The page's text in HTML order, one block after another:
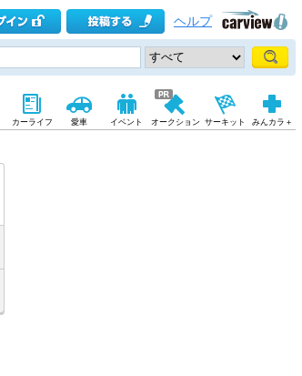
ヘルプ
カーライフ 愛車 イベント オークション サーキット みんカラ＋